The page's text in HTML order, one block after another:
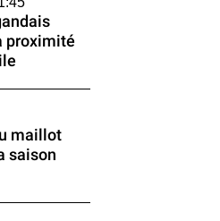
proximité
maillot
saison